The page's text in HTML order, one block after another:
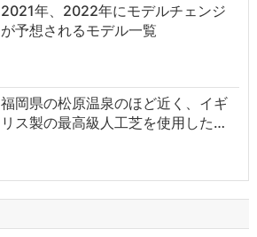
2021年、2022年にモデルチェンジ
が予想されるモデル一覧
福岡県の松原温泉のほど近く、イギ
リス製の最高級人工芝を使用した…